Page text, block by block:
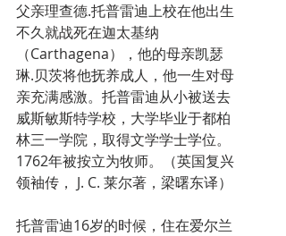
父亲理查德.托普雷迪上校在他出生
不久就战死在迦太基纳
（Carthagena），他的母亲凯瑟
琳.贝茨将他抚养成人，他一生对母
亲充满感激。托普雷迪从小被送去
威斯敏斯特学校，大学毕业于都柏
林三一学院，取得文学学士学位。
1762年被按立为牧师。（英国复兴
领袖传， J. C. 莱尔著，梁曙东译）
托普雷迪16岁的时候，住在爱尔兰